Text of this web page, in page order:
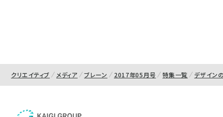
クリエイティブ メディア ブレーン 2017年05月号 特集一覧 デザイン